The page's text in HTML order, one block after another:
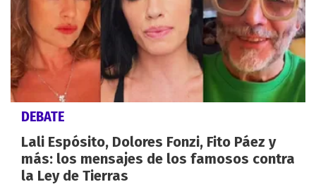
DEBATE
Lali Espósito, Dolores Fonzi, Fito Páez y
más: los mensajes de los famosos contra
la Ley de Tierras